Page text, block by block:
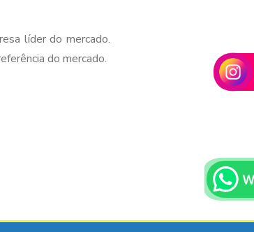
líder do mercado.
do mercado.